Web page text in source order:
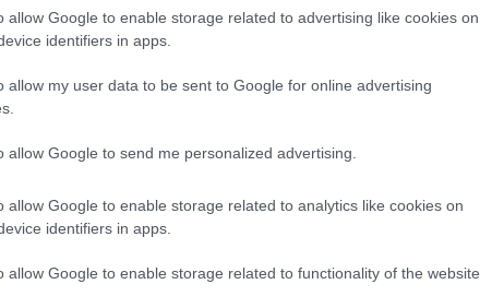
allow Google to enable storage related to advertising like cookies on
identifiers in apps.
allow my user data to be sent to Google for online advertising
allow Google to send me personalized advertising.
allow Google to enable storage related to analytics like cookies on
identifiers in apps.
allow Google to enable storage related to functionality of the website
guidare questo cambiamento.
è fondamentale unire le forze. Sono
in circa 1.550 miliardi di dollari all’anno tra il
anche una spinta dal basso, che coinvolga
impegno condiviso. L’energia della Giornata
di contribuire al cambiamento,
e globali.